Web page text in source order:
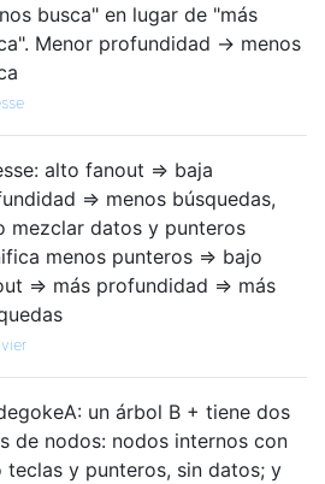
busca" en lugar de "más
Menor profundidad -> menos
alto fanout => baja
=> menos búsquedas,
mezclar datos y punteros
menos punteros => bajo
=> más profundidad => más
un árbol B + tiene dos
de nodos: nodos internos con
teclas y punteros, sin datos; y